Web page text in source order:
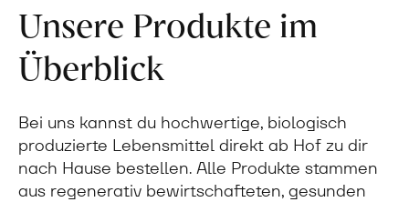
Unsere Produkte im
Überblick
Bei uns kannst du hochwertige, biologisch
produzierte Lebensmittel direkt ab Hof zu dir
nach Hause bestellen. Alle Produkte stammen
aus regenerativ bewirtschafteten, gesunden